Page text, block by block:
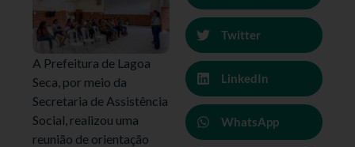
A Prefeitura de Lagoa
Seca, por meio da
Secretaria de Assistência
Social, realizou uma
reunião de orientação
Twitter
LinkedIn
WhatsApp